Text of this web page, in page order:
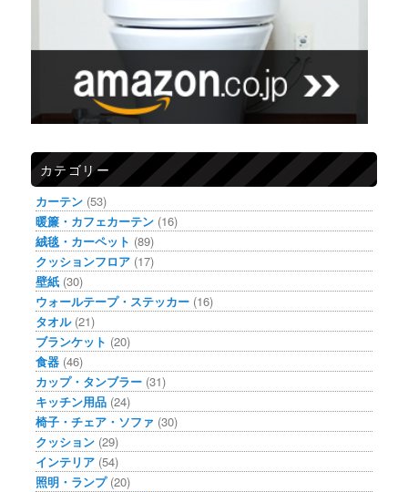
カテゴリー
カーテン (53)
暖簾・カフェカーテン (16)
絨毯・カーペット (89)
クッションフロア (17)
壁紙 (30)
ウォールテープ・ステッカー (16)
タオル(21)
ブランケット (20)
食器 (46)
カップ・タンブラー (31)
キッチン用品 (24)
椅子・チェア・ソファ (30)
クッション (29)
インテリア (54)
照明・ランプ(20)